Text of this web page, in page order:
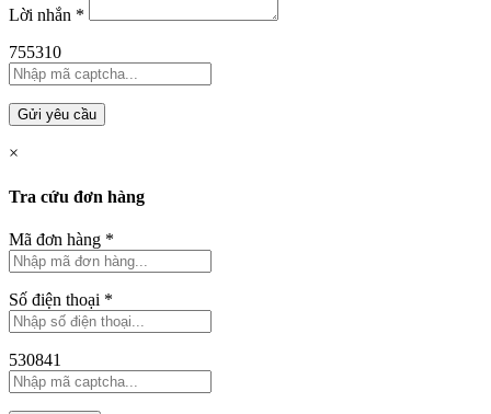
Lời nhắn *
755310
Gửi yêu cầu
×
Tra cứu đơn hàng
Mã đơn hàng *
Số điện thoại *
530841